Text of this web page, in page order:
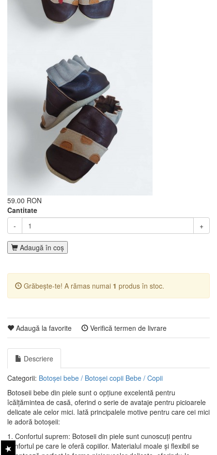
59.00 RON
Cantitate
-
+
Adaugă în coş
Grăbește-te! A rămas numai 1 produs în stoc.
Adaugă la favorite Verifică termen de livrare
Descriere
Categorii: Botoșei bebe / Botoșei copii Bebe / Copii
Botoseii bebe din piele sunt o opțiune excelentă pentru
îcălțămintea de casă, oferind o serie de avataje pentru picioarele
delicate ale celor mici. Iată principalele motive pentru care cei mici
le adoră botoșeii:
1. Confortul suprem: Botoseii din piele sunt cunoscuți pentru
confortul pe care le oferă copiilor. Materialul moale și flexibil se